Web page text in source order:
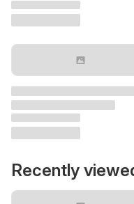
Recently